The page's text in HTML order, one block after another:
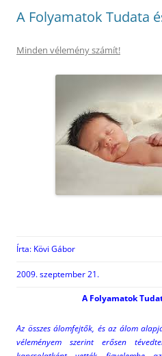
A Folyamatok Tudata
Minden vélemény számít!
Írta: Kövi Gábor
2009. szeptember 21.
A Folyamatok
Az összes álomfejtők, és az álom
véleményem szerint erősen